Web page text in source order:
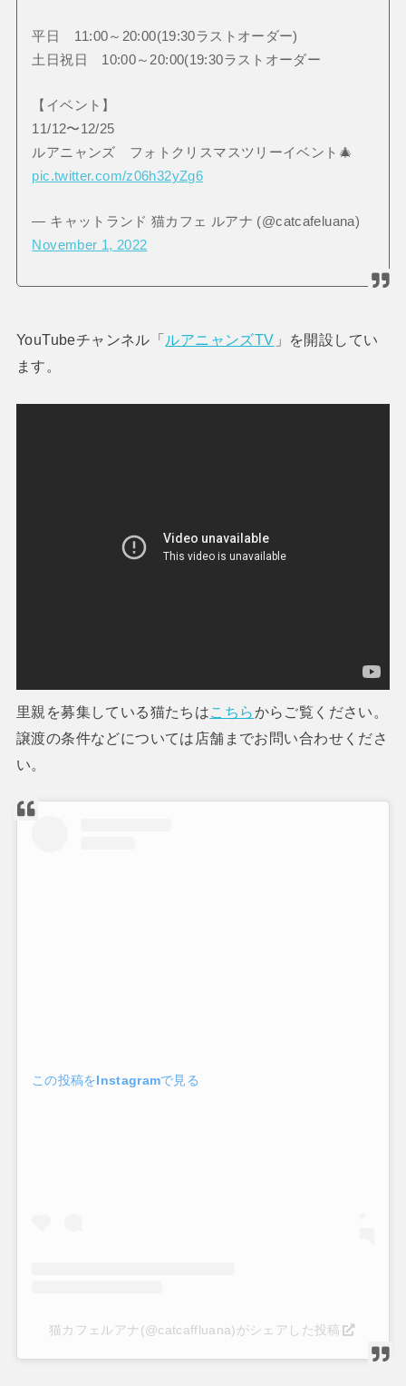
平日 11:00～20:00(19:30ラストオーダー)
土日祝日 10:00～20:00(19:30ラストオーダー
【イベント】
11/12〜12/25
ルアニャンズ フォトクリスマスツリーイベント🎄
pic.twitter.com/z06h32yZg6
— キャットランド 猫カフェ ルアナ (@catcafeluana)
November 1, 2022
YouTubeチャンネル「 ルアニャンズTV 」を開設してい
ます。
里親を募集している猫たちはこちらからご覧ください。
譲渡の条件などについては店舗までお問い合わせくださ
い。
この投稿をInstagramで見る
猫カフェルアナ(@catcaffluana)がシェアした投稿